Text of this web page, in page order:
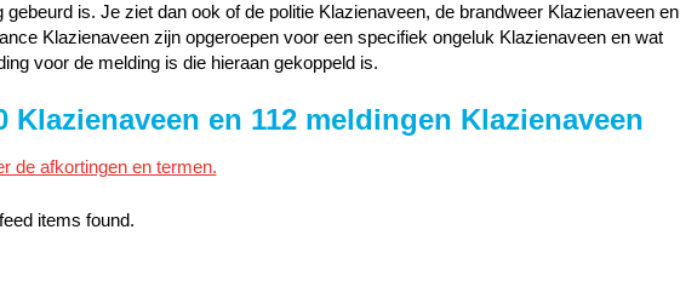
gebeurd is. Je ziet dan ook of de politie Klazienaveen, de brandweer Klazienaveen en
Klazienaveen zijn opgeroepen voor een specifiek ongeluk Klazienaveen en wat
voor de melding is die hieraan gekoppeld is.
Klazienaveen en 112 meldingen Klazienaveen
de afkortingen en termen.
items found.